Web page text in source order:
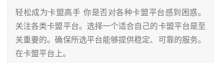
轻松成为卡盟高手 你是否对各种卡盟平台感到困惑。
关注各类卡盟平台。选择一个适合自己的卡盟平台是至
关重要的。确保所选平台能够提供稳定、可靠的服务。
在卡盟平台上。